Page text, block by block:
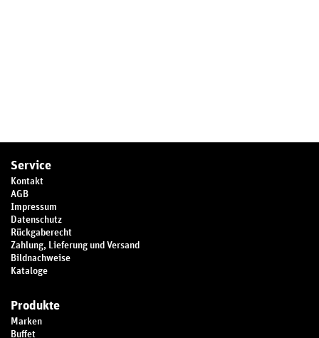
Service
Kontakt
AGB
Impressum
Datenschutz
Rückgaberecht
Zahlung, Lieferung und Versand
Bildnachweise
Kataloge
Produkte
Marken
Buffet